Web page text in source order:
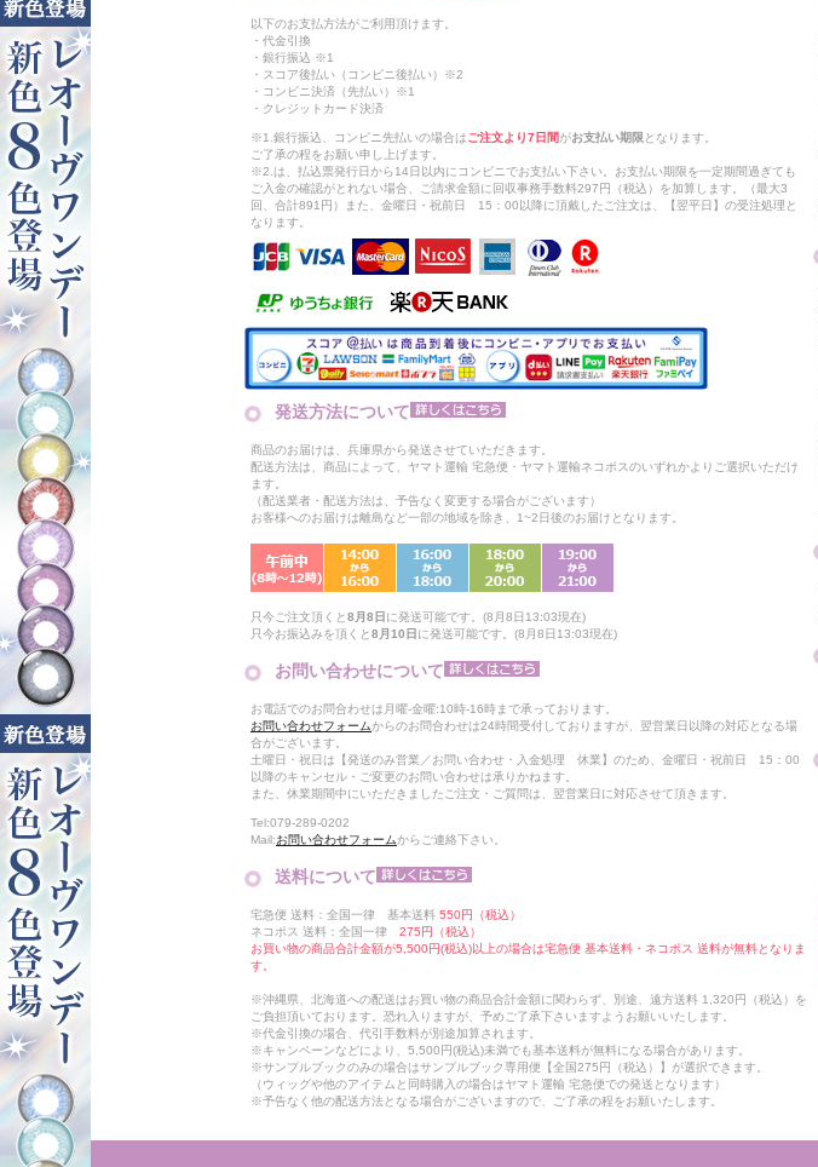
以下のお支払方法がご利用頂けます。
・代金引換
・銀行振込 ※1
・スコア後払い（コンビニ後払い）※2
・コンビニ決済（先払い）※1
・クレジットカード決済
※1.銀行振込、コンビニ先払いの場合はご注文より7日間がお支払い期限 となります。
ご了承の程をお願い申し上げます。
※2.は、払込票発行日から14日以内にコンビニでお支払い下さい。お支払い期限を一定期間過ぎても
ご入金の確認がとれない場合、ご請求金額に回収事務手数料297円（税込）を加算します。（最大3
回、合計891円）また、金曜日・祝前日 15：00以降に頂戴したご注文は、【翌平日】の受注処理と
なります。
発送方法について
商品のお届けは、兵庫県から発送させていただきます。
配送方法は、商品によって、ヤマト運輸 宅急便・ヤマト運輸ネコポスのいずれかよりご選択いただけ
ます。
（配送業者・配送方法は、予告なく変更する場合がございます）
お客様へのお届けは離島など一部の地域を除き、1~2日後のお届けとなります。
只今ご注文頂くと8月8日 に発送可能です。(8月8日13:03現在)
只今お振込みを頂くと8月10日 に発送可能です。(8月8日13:03現在)
お問い合わせについて
お電話でのお問合わせは月曜-金曜:10時-16時まで承っております。
お問い合わせフォームからのお問合わせは24時間受付しておりますが、翌営業日以降の対応となる場
合がございます。
土曜日・祝日は【発送のみ営業／お問い合わせ・入金処理 休業】のため、金曜日・祝前日 15：00
以降のキャンセル・ご変更のお問い合わせは承りかねます。
また、休業期間中にいただきましたご注文・ご質問は、翌営業日に対応させて頂きます。
Tel:079-289-0202
Mail:お問い合わせフォームからご連絡下さい。
送料について
宅急便 送料：全国一律 基本送料 550円（税込）
ネコポス 送料：全国一律 275円（税込）
お買い物の商品合計金額が5,500円(税込)以上の場合は宅急便 基本送料・ネコポス 送料が無料となりま
す。
※沖縄県、北海道への配送はお買い物の商品合計金額に関わらず、別途、遠方送料 1,320円（税込）を
ご負担頂いております。恐れ入りますが、予めご了承下さいますようお願いいたします。
※代金引換の場合、代引手数料が別途加算されます。
※キャンペーンなどにより、5,500円(税込)未満でも基本送料が無料になる場合があります。
※サンプルブックのみの場合はサンプルブック専用便【全国275円（税込）】が選択できます。
（ウィッグや他のアイテムと同時購入の場合はヤマト運輸 宅急便での発送となります）
※予告なく他の配送方法となる場合がございますので、ご了承の程をお願いたします。